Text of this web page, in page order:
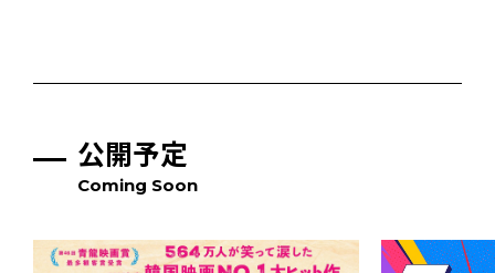
公開予定
Coming Soon